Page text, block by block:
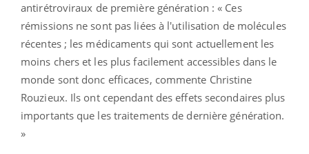
antirétroviraux de première génération : « Ces
rémissions ne sont pas liées à l'utilisation de molécules
récentes ; les médicaments qui sont actuellement les
moins chers et les plus facilement accessibles dans le
monde sont donc efficaces, commente Christine
Rouzieux. Ils ont cependant des effets secondaires plus
importants que les traitements de dernière génération.
»